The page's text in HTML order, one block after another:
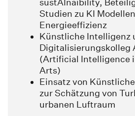
sustAInaibility,
Studien zu KI
Energieeffizienz
Künstliche Intelligenz
Digitalisierungskolleg
(Artificial Intelligence
Arts)
Einsatz von
zur Schätzung von
urbanen Luftraum